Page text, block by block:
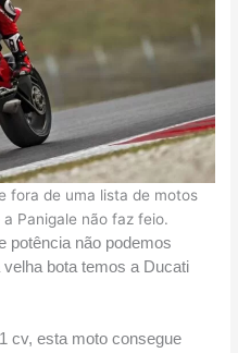
fora de uma lista de motos
Panigale não faz feio.
potência não podemos
bota temos a Ducati
cv, esta moto consegue